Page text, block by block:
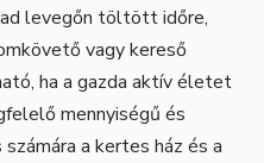
levegőn töltött időre,
vagy kereső
ha a gazda aktív életet
mennyiségű és
a kertes ház és a